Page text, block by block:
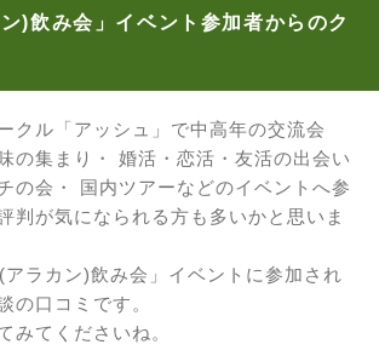
)飲み会」イベント参加者からのク
クル「アッシュ」で中高年の交流会
の集まり・ 婚活・恋活・友活の出会い
の会・ 国内ツアーなどのイベントへ参
判が気になられる方も多いかと思いま
アラカン)飲み会」イベントに参加され
の口コミです。
みてくださいね。